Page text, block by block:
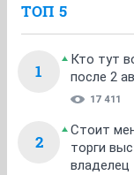
ТОП 5
1
Кто тут
после 2
17 411
2
Стоит
торги
владелец